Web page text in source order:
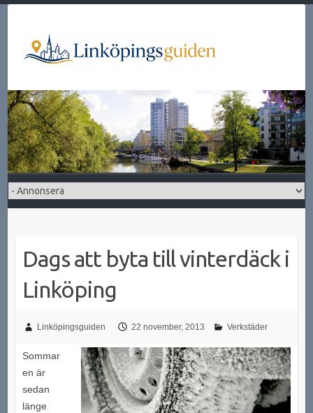
innehåll
Dags att byta till vinterdäck i
Linköping
Linköpingsguiden 22 november, 2013 Verkstäder
Sommar
en är
sedan
länge